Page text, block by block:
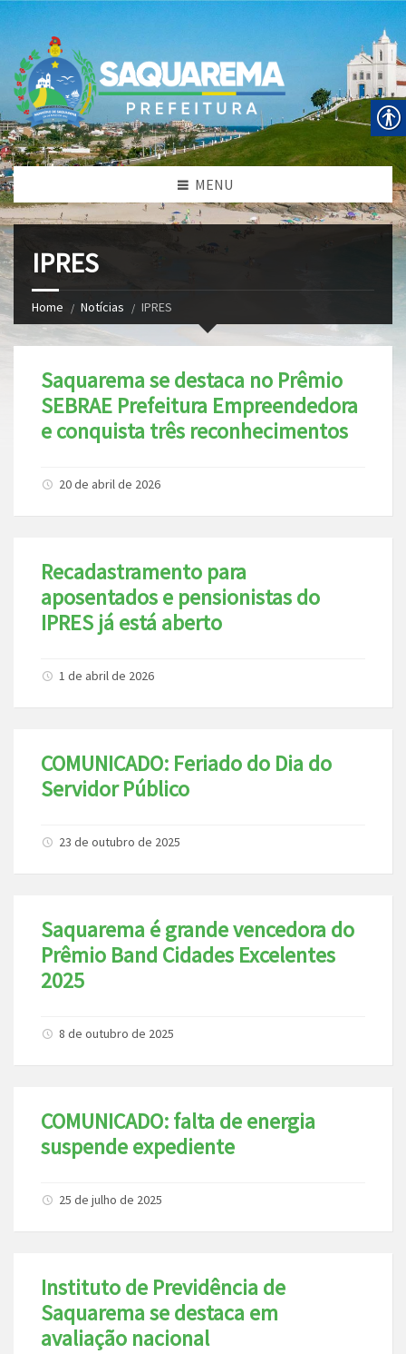
MENU
IPRES
Home Notícias IPRES
Saquarema se destaca no Prêmio
SEBRAE Prefeitura Empreendedora
e conquista três reconhecimentos
20 de abril de 2026
Recadastramento para
aposentados e pensionistas do
IPRES já está aberto
1 de abril de 2026
COMUNICADO: Feriado do Dia do
Servidor Público
23 de outubro de 2025
Saquarema é grande vencedora do
Prêmio Band Cidades Excelentes
2025
8 de outubro de 2025
COMUNICADO: falta de energia
suspende expediente
25 de julho de 2025
Instituto de Previdência de
Saquarema se destaca em
avaliação nacional